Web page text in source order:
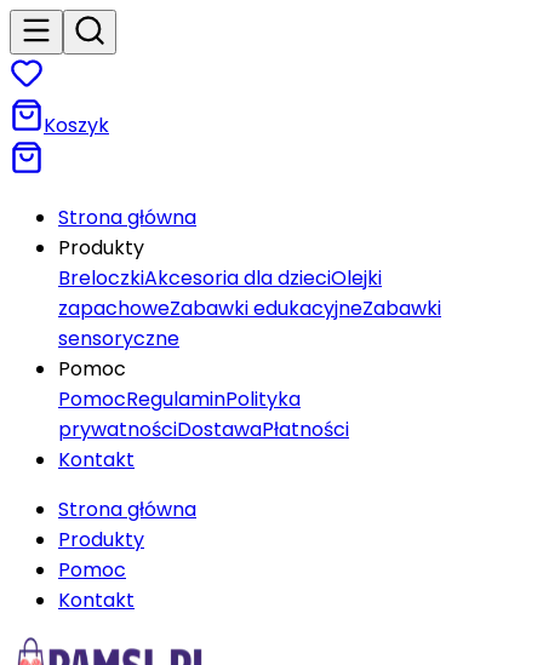
Koszyk
Strona główna
Produkty
BreloczkiAkcesoria dla dzieciOlejki
zapachoweZabawki edukacyjneZabawki
sensoryczne
Pomoc
PomocRegulaminPolityka
prywatnościDostawaPłatności
Kontakt
Strona główna
Produkty
Pomoc
Kontakt